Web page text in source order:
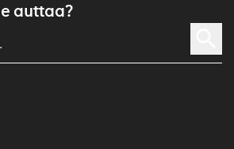
auttaa?